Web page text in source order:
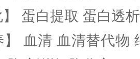
】 蛋白提取 蛋白透
】 血清 血清替代物